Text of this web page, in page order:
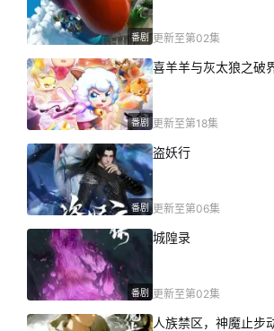
番剧 更新至第02集
番剧
喜羊羊与灰太狼之破
更新至第18集
番剧
盗妖行
更新至第06集
番剧
城隍录
更新至第02集
人族禁区，神魔止步